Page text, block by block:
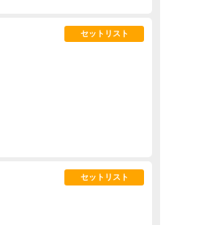
セットリスト
セットリスト